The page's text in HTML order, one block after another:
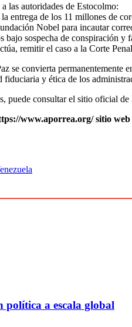
las autoridades de Estocolmo:
entrega de los 11 millones de
Nobel para incautar
sospecha de conspiración y
remitir el caso a la Corte
se convierta
fiduciaria y ética de los
puede consultar el sitio oficial de
www.aporrea.org/ sitio web
política a escala global